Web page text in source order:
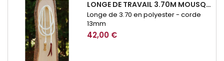
LONGE DE TRAVAIL 3.70M MOUSQUETON SECURITE BROCKAMP
Longe de 3.70 en polyester - corde
13mm
42,00 €